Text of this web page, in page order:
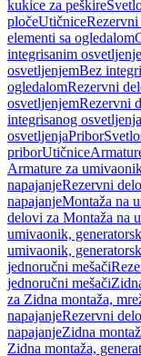
kukice za peškire
pločeUtičnice
elementi sa ogledalom
integrisanim
osvetljenjemBez
ogledalomRezervni
osvetljenjemRezervni
integrisanog osvetljenja
osvetljenjaPribor
priborUtičnice
Armature za
napajanjeRezervni
napajanjeMontaža na
delovi za Montaža na
umivaonik,
umivaonik,
jednoručni mešači
jednoručni mešači
za Zidna montaža,
napajanjeRezervni
napajanjeZidna
Zidna montaža,